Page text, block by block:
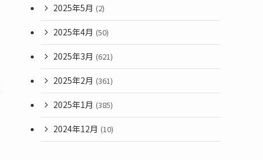
2025年5月 (2)
2025年4月 (50)
2025年3月 (621)
2025年2月 (361)
2025年1月 (385)
2024年12月 (10)